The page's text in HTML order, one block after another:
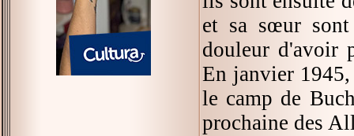
et sa sœur sont
douleur d'avoir
En janvier 1945,
le camp de
prochaine des